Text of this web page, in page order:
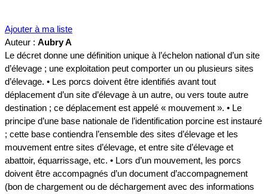
Ajouter à ma liste
Auteur : Aubry A
Le décret donne une définition unique à l’échelon national d’un site
d’élevage ; une exploitation peut comporter un ou plusieurs sites
d’élevage. • Les porcs doivent être identifiés avant tout
déplacement d’un site d’élevage à un autre, ou vers toute autre
destination ; ce déplacement est appelé « mouvement ». • Le
principe d’une base nationale de l’identification porcine est instauré
; cette base contiendra l’ensemble des sites d’élevage et les
mouvement entre sites d’élevage, et entre site d’élevage et
abattoir, équarrissage, etc. • Lors d’un mouvement, les porcs
doivent être accompagnés d’un document d’accompagnement
(bon de chargement ou de déchargement avec des informations